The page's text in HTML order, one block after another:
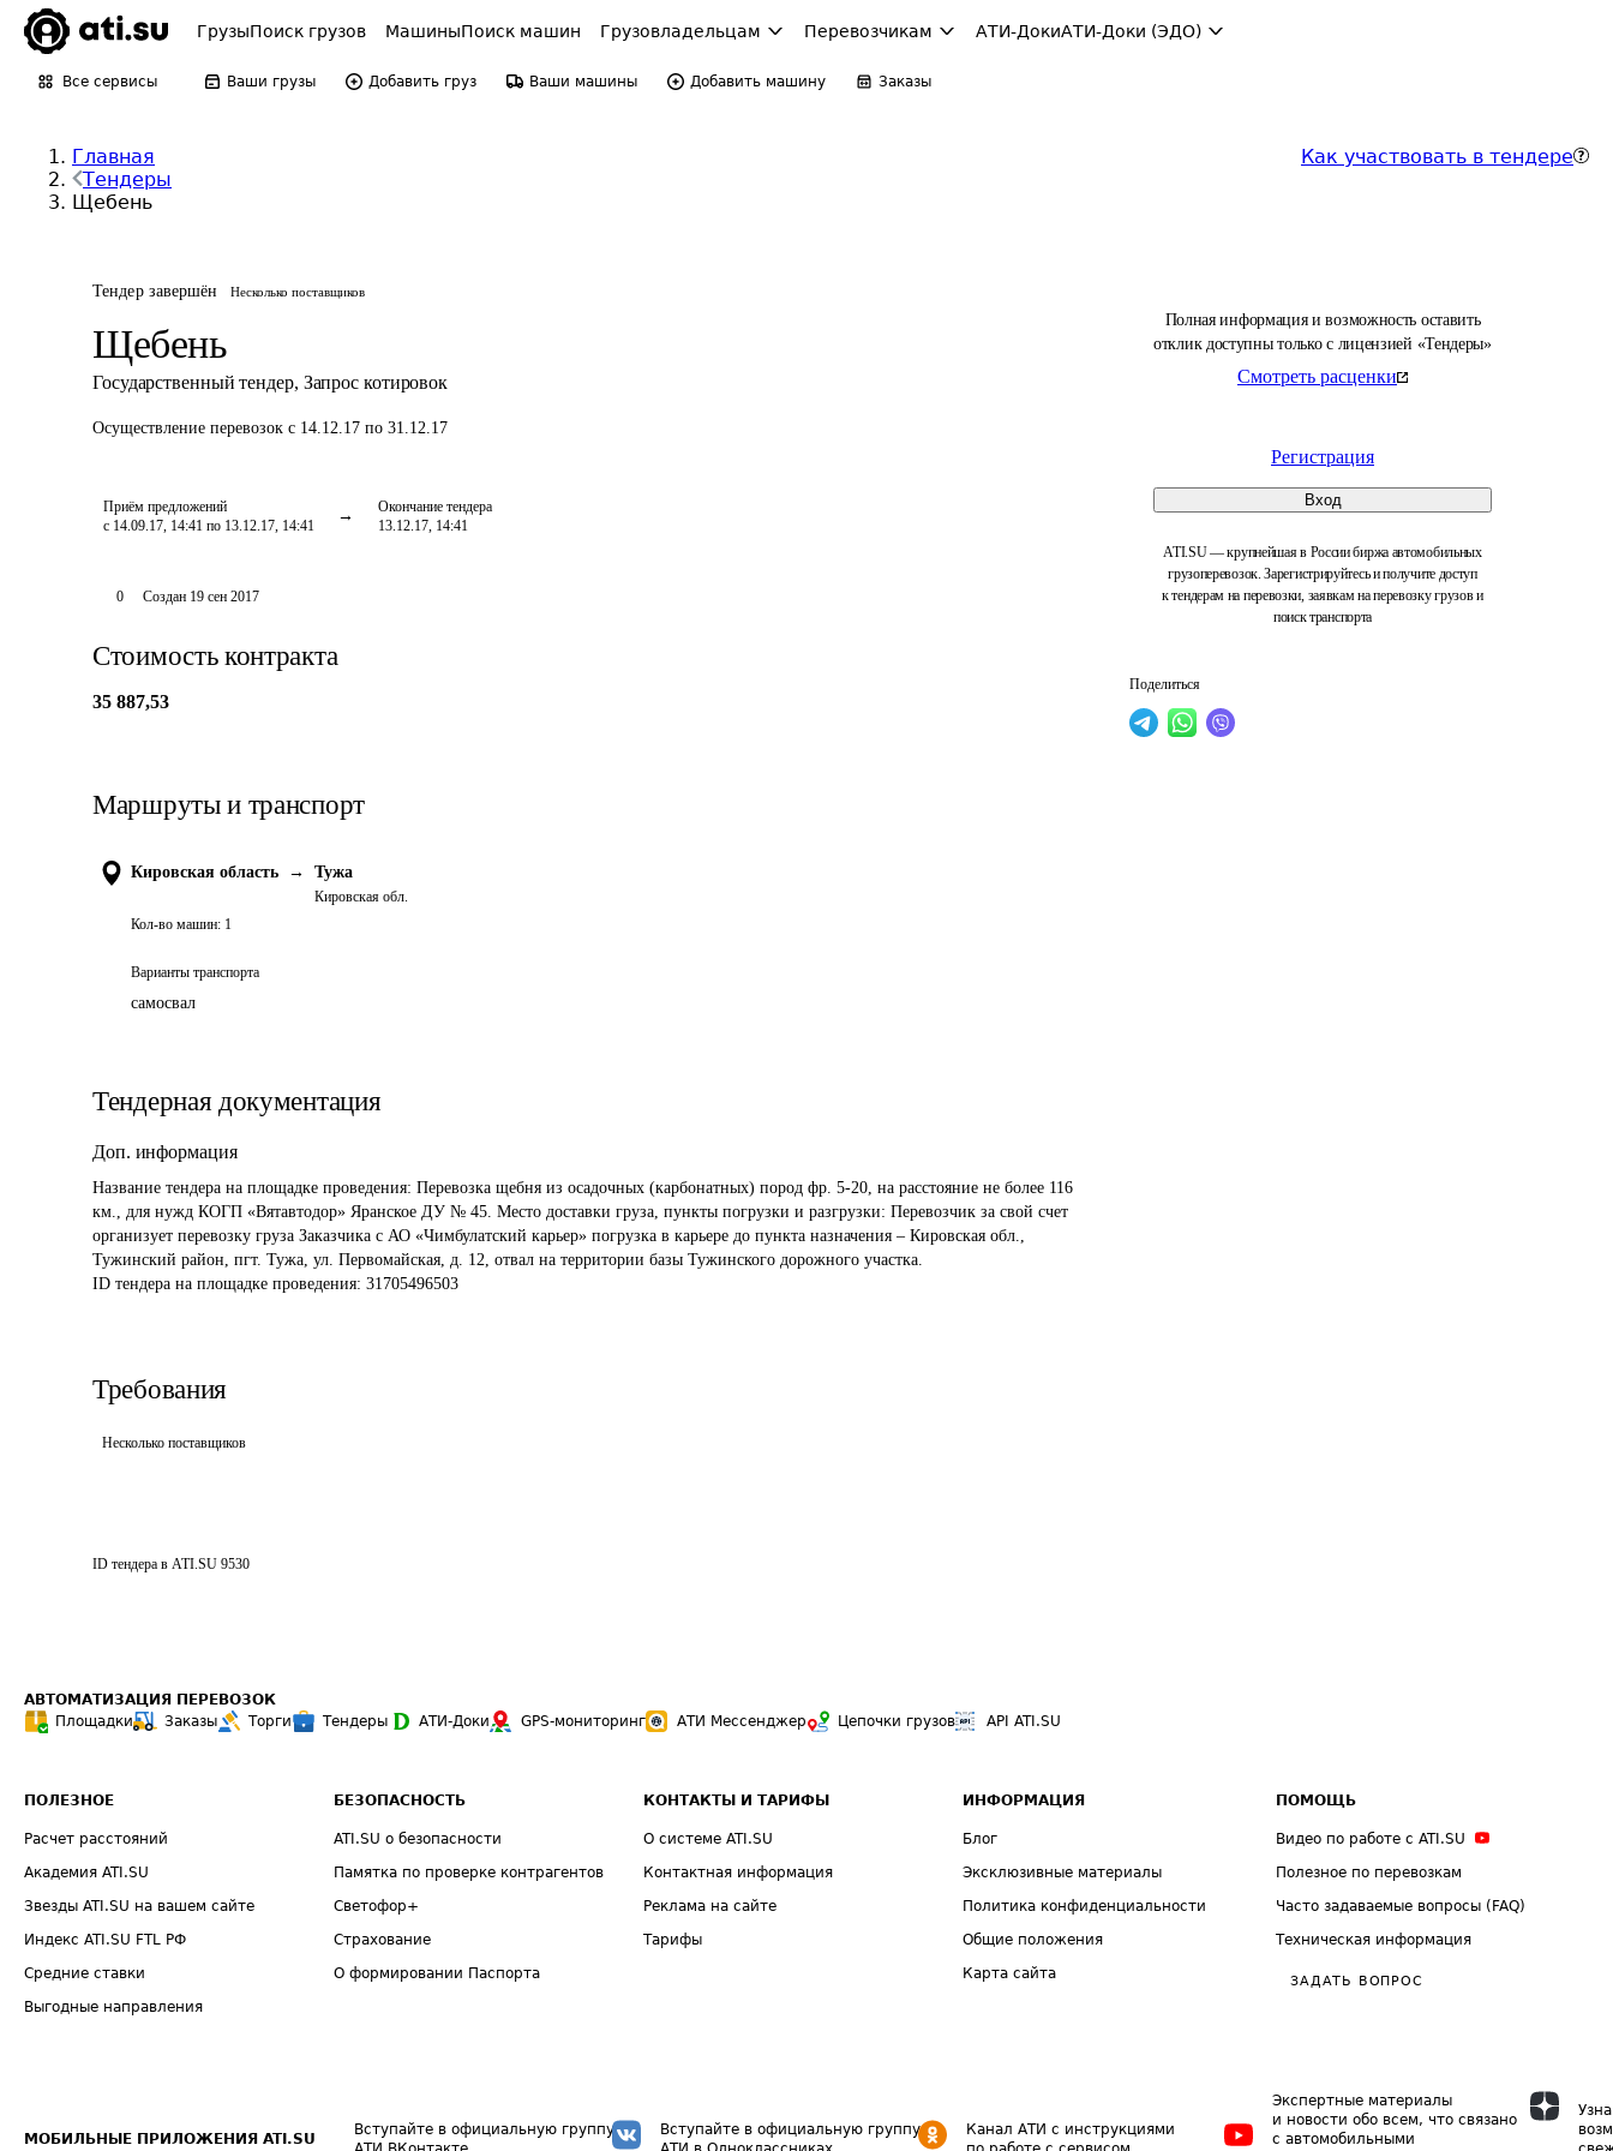
ГрузыПоиск грузов МашиныПоиск машин Грузовладельцам Перевозчикам АТИ-ДокиАТИ-Доки (ЭДО)
Все сервисы Ваши грузы Добавить груз Ваши машины Добавить машину Заказы
Главная
Тендеры
Щебень
Как участвовать в тендере
Тендер завершён Несколько поставщиков
Щебень
Государственный тендер, Запрос котировок
Осуществление перевозок с 14.12.17 по 31.12.17
Приём предложений
с 14.09.17, 14:41 по 13.12.17, 14:41
Окончание тендера
13.12.17, 14:41
Полная информация и возможность оставить
отклик доступны только с лицензией «Тендеры»
Смотреть расценки
Регистрация
Вход
ATI.SU — крупнейшая в России биржа автомобильных
грузоперевозок. Зарегистрируйтесь и получите доступ
к тендерам на перевозки, заявкам на перевозку грузов и
поиск транспорта
Поделиться
0 Создан 19 сен 2017
Стоимость контракта
35 887,53
Маршруты и транспорт
Кировская область → Тужа
Кировская обл.
Кол-во машин: 1
Варианты транспорта
самосвал
Тендерная документация
Доп. информация
Название тендера на площадке проведения: Перевозка щебня из осадочных (карбонатных) пород фр. 5-20, на расстояние не более 116
км., для нужд КОГП «Вятавтодор» Яранское ДУ № 45. Место доставки груза, пункты погрузки и разгрузки: Перевозчик за свой счет
организует перевозку груза Заказчика с АО «Чимбулатский карьер» погрузка в карьере до пункта назначения – Кировская обл.,
Тужинский район, пгт. Тужа, ул. Первомайская, д. 12, отвал на территории базы Тужинского дорожного участка.
ID тендера на площадке проведения: 31705496503
Требования
Несколько поставщиков
ID тендера в ATI.SU 9530
АВТОМАТИЗАЦИЯ ПЕРЕВОЗОК
Площадки
Заказы Торги Тендеры АТИ-Доки GPS-мониторинг АТИ Мессенджер Цепочки грузов API ATI.SU
ПОЛЕЗНОЕ
Расчет расстояний
Академия ATI.SU
Звезды ATI.SU на вашем сайте
Индекс ATI.SU FTL РФ
Средние ставки
Выгодные направления
БЕЗОПАСНОСТЬ
ATI.SU о безопасности
Памятка по проверке контрагентов
Светофор+
Страхование
О формировании Паспорта
КОНТАКТЫ И ТАРИФЫ
О системе ATI.SU
Контактная информация
Реклама на сайте
Тарифы
ИНФОРМАЦИЯ
Блог
Эксклюзивные материалы
Политика конфиденциальности
Общие положения
Карта сайта
ПОМОЩЬ
Видео по работе с ATI.SU
Полезное по перевозкам
Часто задаваемые вопросы (FAQ)
Техническая информация
ЗАДАТЬ ВОПРОС
МОБИЛЬНЫЕ ПРИЛОЖЕНИЯ ATI.SU
Вступайте в официальную группу
Вступайте в официальную группу
Канал АТИ с инструкциями
Экспертные материалы
и новости обо всем, что связано
с автомобильными